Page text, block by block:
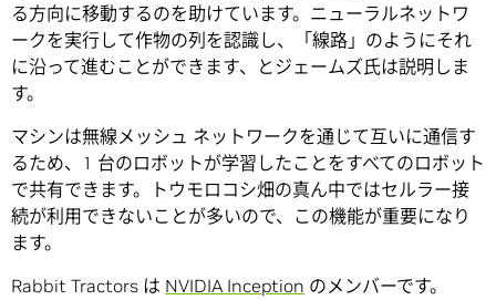
る方向に移動するのを助けています。ニューラルネットワ
ークを実行して作物の列を認識し、「線路」のようにそれ
に沿って進むことができます、とジェームズ氏は説明しま
す。
マシンは無線メッシュ ネットワークを通じて互いに通信す
るため、1 台のロボットが学習したことをすべてのロボット
で共有できます。トウモロコシ畑の真ん中ではセルラー接
続が利用できないことが多いので、この機能が重要になり
ます。
Rabbit Tractors は NVIDIA Inception のメンバーです。